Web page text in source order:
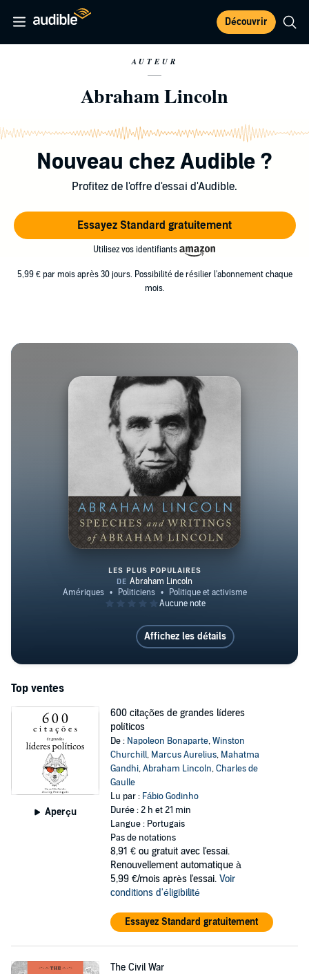
Découvrir
AUTEUR
Abraham Lincoln
Nouveau chez Audible ?
Profitez de l'offre d'essai d'Audible.
Essayez Standard gratuitement
Utilisez vos identifiants
5,99 € par mois après 30 jours. Possibilité de résilier l'abonnement chaque
mois.
Speeches and Writings of
LES PLUS POPULAIRES
Affichez les détails
Top ventes
Aperçu
600 citações de grandes líderes
políticos
De : Napoleon Bonaparte,Winston
Churchill, Marcus Aurelius, Mahatma
Gandhi,Abraham Lincoln,Charles de
Gaulle
Lu par : Fábio Godinho
Durée : 2 h et 21 min
Langue : Portugais
Pas de notations
8,91 € ou gratuit avec l'essai.
Renouvellement automatique à
5,99 €/mois après l'essai. Voir
conditions d'éligibilité
Essayez Standard gratuitement
The Civil War